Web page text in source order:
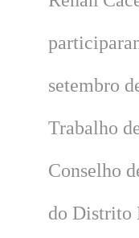
setembro
Trabalho
Conselho
do Distrito